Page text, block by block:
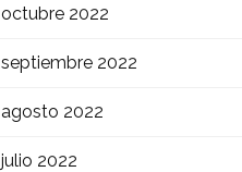
octubre 2022
septiembre 2022
agosto 2022
julio 2022